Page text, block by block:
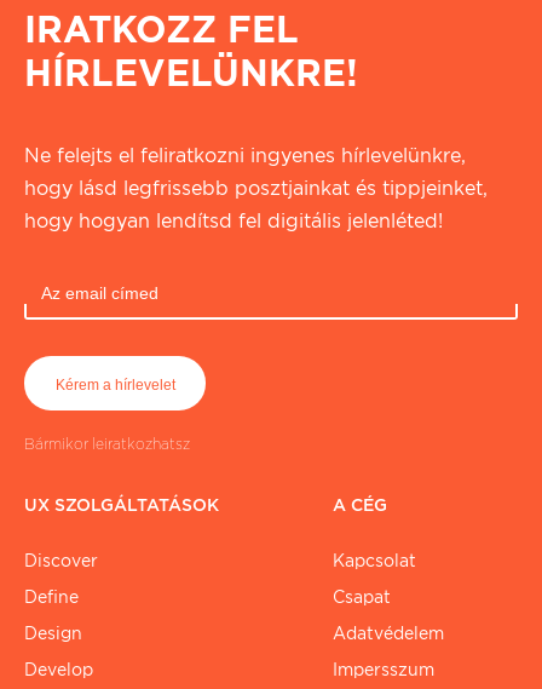
IRATKOZZ FEL
HÍRLEVELÜNKRE!
Ne felejts el feliratkozni ingyenes hírlevelünkre,
hogy lásd legfrissebb posztjainkat és tippjeinket,
hogy hogyan lendítsd fel digitális jelenléted!
Bármikor leiratkozhatsz
UX SZOLGÁLTATÁSOK
Discover
Define
Design
Develop
A CÉG
Kapcsolat
Csapat
Adatvédelem
Impersszum